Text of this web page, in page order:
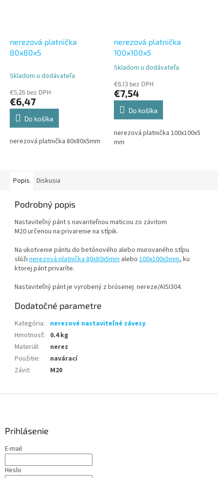
nerezová platnička
80x80x5
Skladom u dodávateľa
€5,26 bez DPH
€6,47
Do košíka
nerezová platnička 80x80x5mm
nerezová platnička
100x100x5
Priemerné
produktu
je
5,0
hviezdičiek.
Skladom u dodávateľa
€6,13 bez DPH
€7,54
Do košíka
nerezová platnička 100x100x5
mm
Popis Diskusia
Podrobný popis
Nastaviteľný pánt s navariteľnou maticou zo závitom
M20určenou na privarenie na stĺpik.
Na ukotvenie pántu do betónového alebo murovaného stĺpu
slúži nerezová platnička 80x80x5mm alebo 100x100x5mm, ku
ktorej pánt privaríte.
Nastaviteľný pánt je vyrobený z brúsenej nereze/AISI304.
Dodatočné parametre
Kategória:
nerezové nastaviteľné závesy
Hmotnosť: 0.4 kg
Materiál:
nerez
Použitie:
navárací
Závit: M20
Prihlásenie
E-mail
Heslo